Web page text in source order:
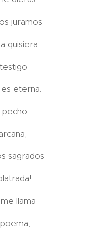
juramos
quisiera,
eterna.
pecho
sagrados
llama